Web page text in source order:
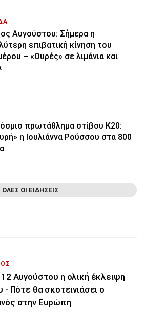
Αυγούστου: Σήμερα η
επιβατική κίνηση του
– «Ουρές» σε λιμάνια και
πρωτάθλημα στίβου Κ20:
η Ιουλιάννα Ρούσσου στα 800
ΟΛΕΣ ΟΙ ΕΙΔΗΣΕΙΣ
12 Αυγούστου η ολική έκλειψη
- Πότε θα σκοτεινιάσει ο
στην Ευρώπη